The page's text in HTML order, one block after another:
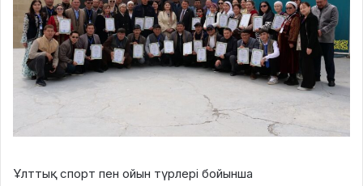
Ұлттық спорт пен ойын түрлері бойынша